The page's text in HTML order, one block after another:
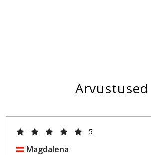
Arvustused
5
Magdalena